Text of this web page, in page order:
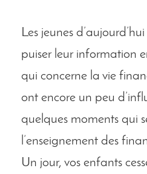
Les jeunes
puiser leur information
qui concerne la vie
ont encore un peu
quelques moments qui
l’enseignement des
Un jour, vos enfants